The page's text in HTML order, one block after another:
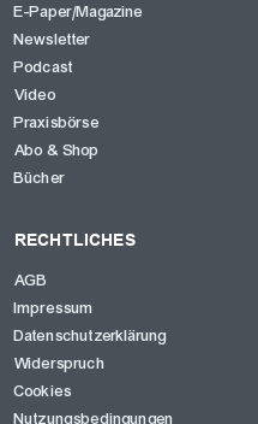
E-Paper/Magazine
Newsletter
Podcast
Video
Praxisbörse
Abo & Shop
Bücher
RECHTLICHES
AGB
Impressum
Datenschutzerklärung
Widerspruch
Cookies
Nutzungsbedingungen